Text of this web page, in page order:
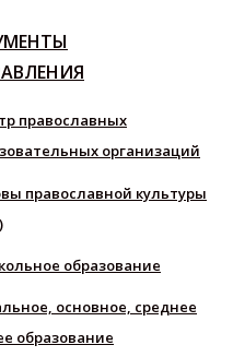
православных
организаций
православной культуры
образование
основное, среднее
образование